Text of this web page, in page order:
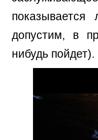
допустим, в
нибудь пойдет).